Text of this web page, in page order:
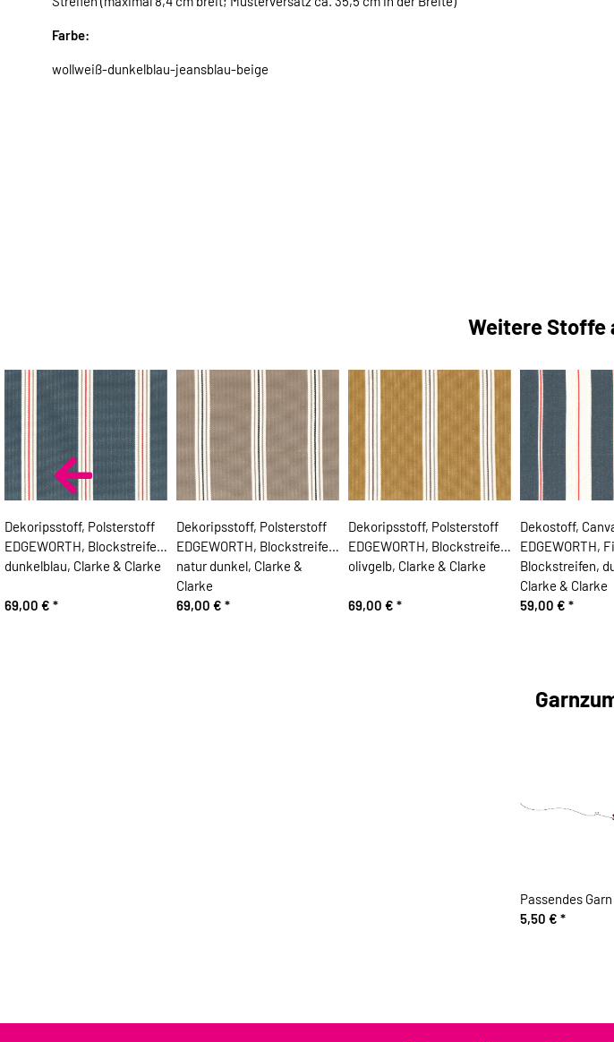
Farbe:
wollweiß-dunkelblau-jeansblau-beige
Weitere Stoffe
Dekoripsstoff, Polsterstoff
EDGEWORTH, Blockstreifen,
dunkelblau, Clarke & Clarke
69,00 € *
Dekoripsstoff, Polsterstoff
EDGEWORTH, Blockstreifen,
natur dunkel, Clarke &
Clarke
69,00 € *
Dekoripsstoff, Polsterstoff
EDGEWORTH, Blockstreifen,
olivgelb, Clarke & Clarke
69,00 € *
Dekostoff,
EDGEWORTH,
Blockstreifen,
Clarke & Clarke
59,00 € *
Passendes
5,50 € *